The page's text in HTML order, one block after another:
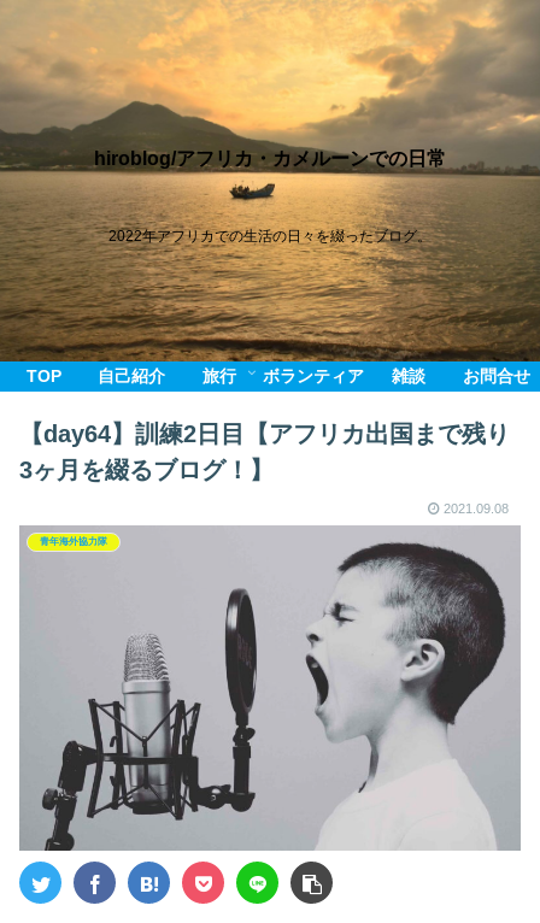
hiroblog/アフリカ・カメルーンでの日常
2022年アフリカでの生活の日々を綴ったブログ。
TOP 自己紹介 旅行 ボランティア 雑談 お問合せ
【day64】訓練2日目【アフリカ出国まで残り
3ヶ月を綴るブログ！】
2021.09.08
青年海外協力隊